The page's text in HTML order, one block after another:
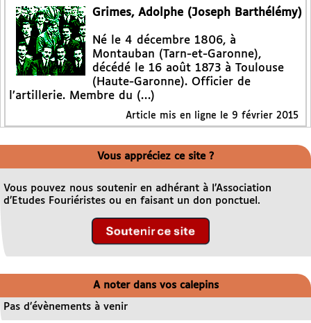
Grimes, Adolphe (Joseph Barthélémy)
Né le 4 décembre 1806, à
Montauban (Tarn-et-Garonne),
décédé le 16 août 1873 à Toulouse
(Haute-Garonne). Officier de
l’artillerie. Membre du (…)
Article mis en ligne le 9 février 2015
Vous appréciez ce site ?
Vous pouvez nous soutenir en adhérant à l’Association
d’Etudes Fouriéristes ou en faisant un don ponctuel.
A noter dans vos calepins
Pas d’évènements à venir